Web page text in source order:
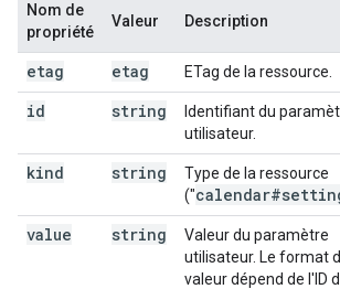
Nom de
propriété
Valeur Description
etag etag ETag de la ressource.
id string
Identifiant du
utilisateur.
kind string
Type de la ressource
("
value string
Valeur du paramètre
utilisateur. Le format
valeur dépend de l'ID